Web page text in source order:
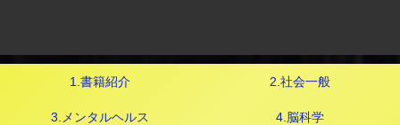
1.書籍紹介 2.社会一般
3.メンタルヘルス 4.脳科学